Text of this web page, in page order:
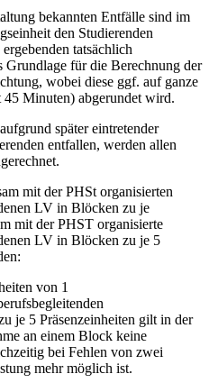
bekannten Entfälle sind im
den Studierenden
tatsächlich
Grundlage für die Berechnung der
wobei diese ggf. auf ganze
Minuten) abgerundet wird.
später eintretender
entfallen, werden allen
mit der PHSt organisierten
LV in Blöcken zu je
mit der PHST organisierte
LV in Blöcken zu je 5
von 1
je 5 Präsenzeinheiten gilt in der
an einem Block keine
bei Fehlen von zwei
mehr möglich ist.